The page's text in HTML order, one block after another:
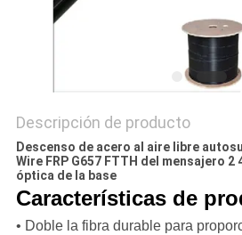
PRIVACIDAD
Descripción de producto
Descenso de acero al aire libre
Wire FRP G657 FTTH del mensajero 2
óptica de la base
Características de
• Doble la fibra durable para